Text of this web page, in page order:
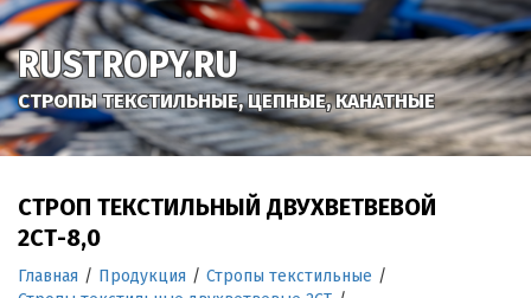
RUSTROPY.RU
СТРОПЫ ТЕКСТИЛЬНЫЕ, ЦЕПНЫЕ, КАНАТНЫЕ
СТРОП ТЕКСТИЛЬНЫЙ ДВУХВЕТВЕВОЙ
2СТ-8,0
Главная / Продукция / Стропы текстильные /